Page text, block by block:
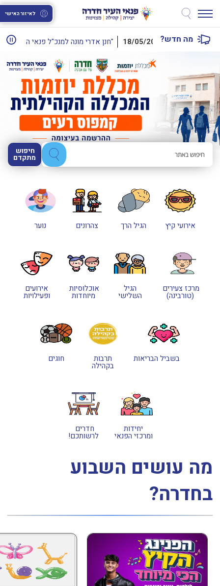
לאיזור האישי
מה חדש?18/05/2026
מתקדם
אירועי קיץ הגיל הרך צהרונים נוער
מרכז צעירים
(טורבינה)
הגיל
השלישי
אוכלוסיות
מיוחדות
אירועים
ופעילויות
בשביל הבריאות תרבות
בקהילה
חוגים
יחידות
ומרכזי הפנאי
חדרים
לרשותכם!
מה עושים השבוע
בחדרה?